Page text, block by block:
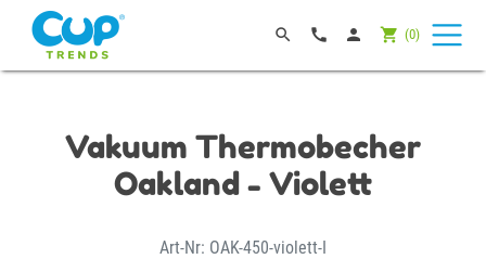
    (0)
Vakuum Thermobecher
Oakland - Violett
Art-Nr: OAK-450-violett-I